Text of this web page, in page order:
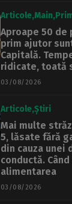
Articole Main
Aproape 50 de
prim ajutor
Capitală.
ridicate, toată
03/08/2026
Articole Știri
Mai multe
5, lăsate fără
din cauza unei
conductă.
alimentarea
03/08/2026